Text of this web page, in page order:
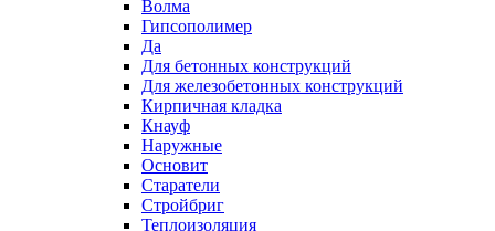
Волма
Гипсополимер
Да
Для бетонных конструкций
Для железобетонных конструкций
Кирпичная кладка
Кнауф
Наружные
Основит
Старатели
Стройбриг
Теплоизоляция